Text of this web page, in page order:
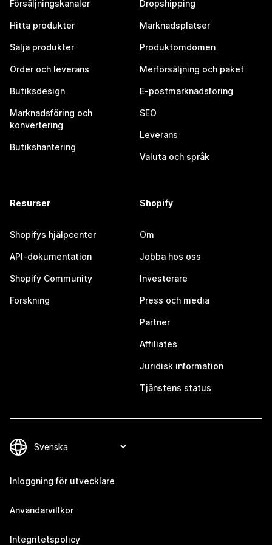
Försäljningskanaler
Hitta produkter
Sälja produkter
Order och leverans
Butiksdesign
Marknadsföring och
konvertering
Butikshantering
Dropshipping
Marknadsplatser
Produktomdömen
Merförsäljning och paket
E-postmarknadsföring
SEO
Leverans
Valuta och språk
Resurser
Shopifys hjälpcenter
API-dokumentation
Shopify Community
Forskning
Shopify
Om
Jobba hos oss
Investerare
Press och media
Partner
Affiliates
Juridisk information
Tjänstens status
Inloggning för utvecklare
Användarvillkor
Integritetspolicy